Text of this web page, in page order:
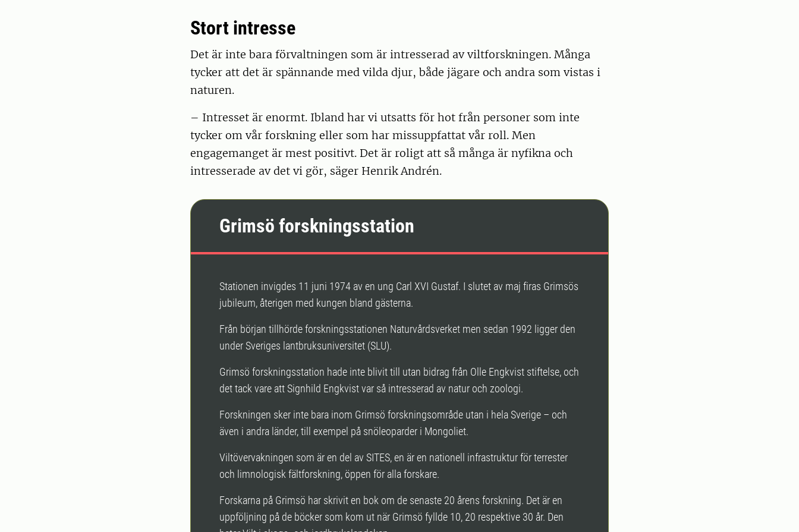
Stort intresse
Det är inte bara förvaltningen som är intresserad av viltforskningen. Många
tycker att det är spännande med vilda djur, både jägare och andra som vistas i
naturen.
– Intresset är enormt. Ibland har vi utsatts för hot från personer som inte
tycker om vår forskning eller som har missuppfattat vår roll. Men
engagemanget är mest positivt. Det är roligt att så många är nyfikna och
intresserade av det vi gör, säger Henrik Andrén.
Grimsö forskningsstation
Stationen invigdes 11 juni 1974 av en ung Carl XVI Gustaf. I slutet av maj firas Grimsös
jubileum, återigen med kungen bland gästerna.
Från början tillhörde forskningsstationen Naturvårdsverket men sedan 1992 ligger den
under Sveriges lantbruksuniversitet (SLU).
Grimsö forskningsstation hade inte blivit till utan bidrag från Olle Engkvist stiftelse, och
det tack vare att Signhild Engkvist var så intresserad av natur och zoologi.
Forskningen sker inte bara inom Grimsö forskningsområde utan i hela Sverige – och
även i andra länder, till exempel på snöleoparder i Mongoliet.
Viltövervakningen som är en del av SITES, en är en nationell infrastruktur för terrester
och limnologisk fältforskning, öppen för alla forskare.
Forskarna på Grimsö har skrivit en bok om de senaste 20 årens forskning. Det är en
uppföljning på de böcker som kom ut när Grimsö fyllde 10, 20 respektive 30 år. Den